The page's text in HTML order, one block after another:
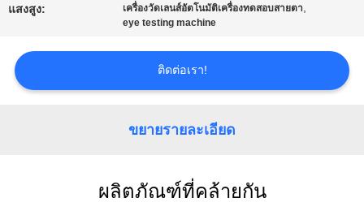
ราคา
แผนผัง
แสงสูง: เครื่องวัดเลนส์อัตโนมัติเครื่องทดสอบสายตา,
eye testing machine
ติดต่อเรา!
ขยายรายละเอียด
ผลิตภัณฑ์ที่คล้ายกัน